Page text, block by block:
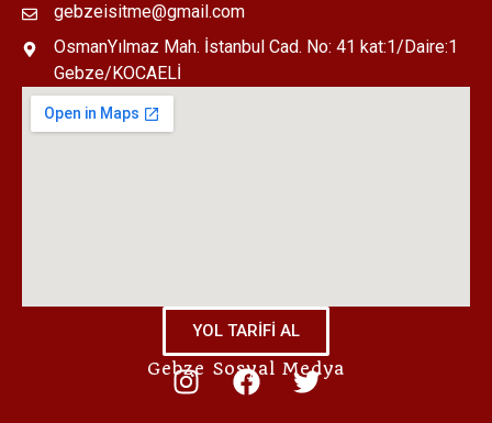
gebzeisitme@gmail.com
OsmanYılmaz Mah. İstanbul Cad. No: 41 kat:1/Daire:1
Gebze/KOCAELİ
YOL TARİFİ AL
Gebze Sosyal Medya